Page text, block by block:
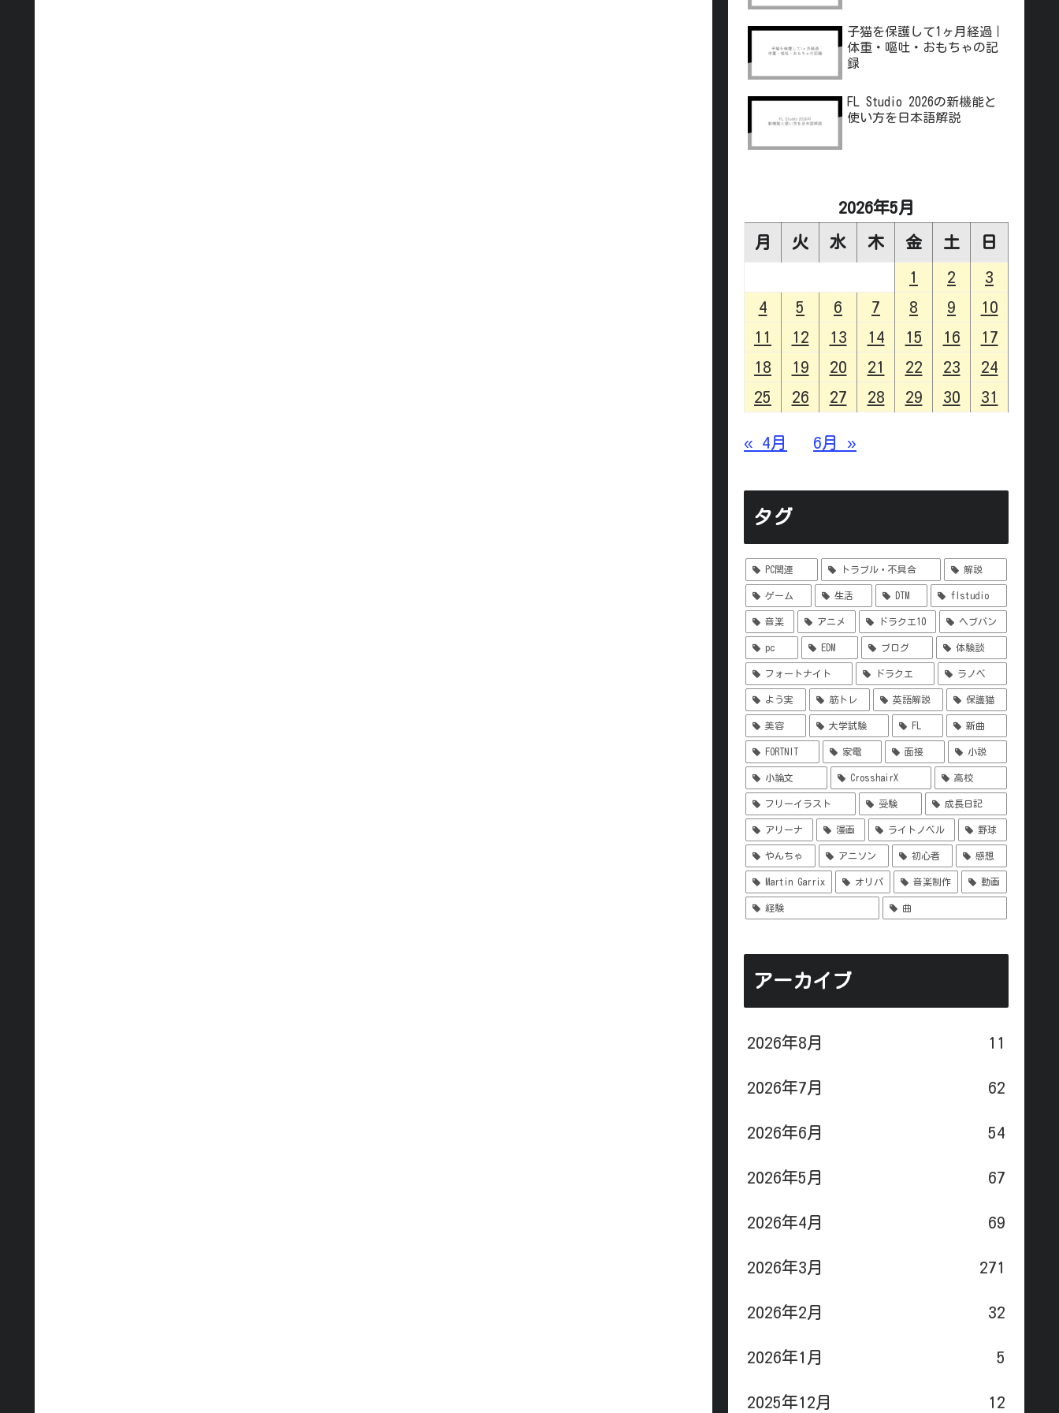
子猫を保護して1ヶ月経過｜
体重・嘔吐・おもちゃの記
録
FL Studio 2026の新機能と
使い方を日本語解説
2026年5月
月 火 水 木 金 土 日
1 2
3
4
5 6 7 8 9
10
11
12 13 14 15 16
17
18
19 20 21 22 23
24
25
26 27 28 29 30 31
« 4月 6月 »
タグ
PC関連 トラブル・不具合 解説
ゲーム 生活 DTM flstudio
音楽 アニメ ドラクエ10 ヘブバン
pc EDM ブログ 体験談
フォートナイト ドラクエ ラノベ
よう実 筋トレ 英語解説 保護猫
美容 大学試験 FL 新曲
FORTNIT 家電 面接 小説
小論文 CrosshairX 高校
フリーイラスト 受験 成長日記
アリーナ 漫画 ライトノベル 野球
やんちゃ アニソン 初心者 感想
Martin Garrix オリパ 音楽制作 動画
経験 曲
アーカイブ
2026年8月 11
2026年7月 62
2026年6月 54
2026年5月 67
2026年4月 69
2026年3月 271
2026年2月 32
2026年1月 5
2025年12月 12